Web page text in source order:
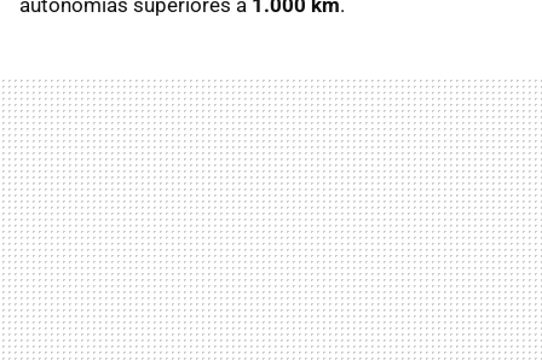
autonomías superiores a 1.000 km.